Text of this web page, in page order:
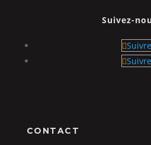
Suivez-
Suivre
Suivre
CONTACT